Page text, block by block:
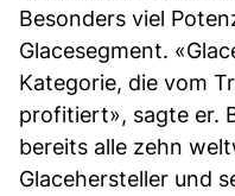
Besonders viel
Glacesegment.
Kategorie, die vom
profitiert», sagte er.
bereits alle zehn
Glacehersteller und